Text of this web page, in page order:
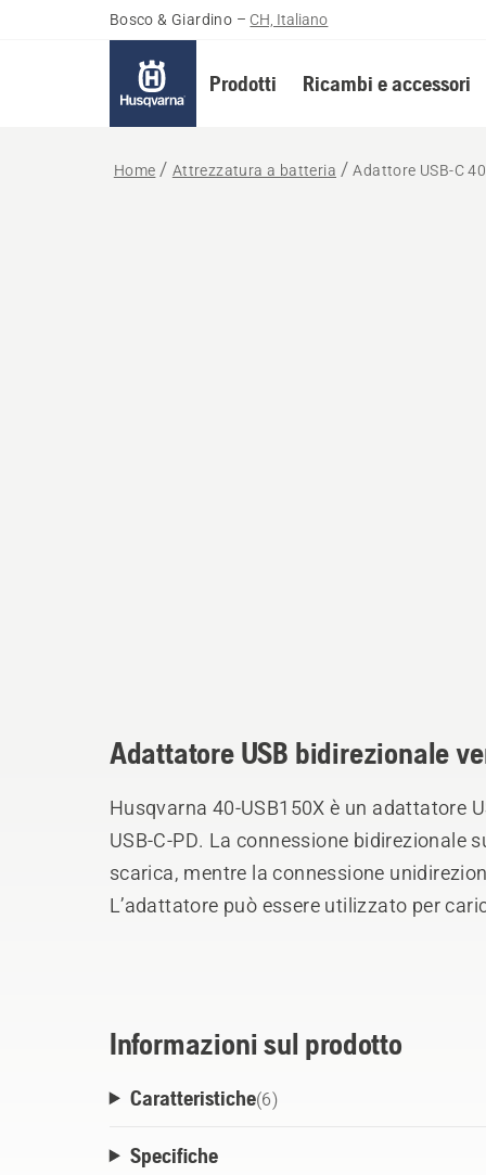
Bosco & Giardino – CH, Italiano
Prodotti Ricambi e accessori
Home Attrezzatura a batteria Adattore USB-C
Adattatore USB bidirezionale
Husqvarna 40-USB150X è un adattatore
USB-C-PD. La connessione bidirezionale
scarica, mentre la connessione
L’adattatore può essere utilizzato per
tramite una fonte di alimentazione
un utile strumento per l’uso
Informazioni sul prodotto
Caratteristiche(6)
Specifiche